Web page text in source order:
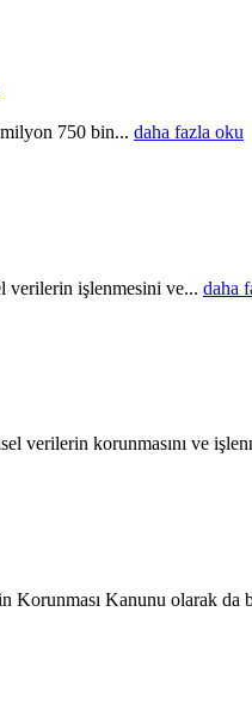
750 bin... daha fazla oku
işlenmesini ve... daha
verilerin korunmasını ve
Korunması Kanunu olarak da